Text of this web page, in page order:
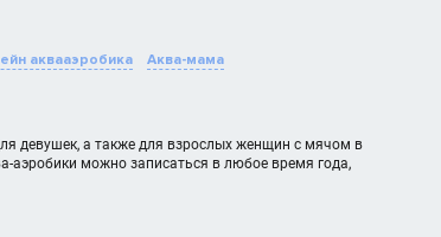
аквааэробика Аква-мама
девушек, а также для взрослых женщин с мячом в
аэробики можно записаться в любое время года,